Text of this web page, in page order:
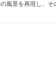
風景を再現し、そ